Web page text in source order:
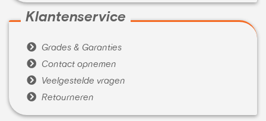
Klantenservice
 Grades & Garanties
 Contact opnemen
 Veelgestelde vragen
 Retourneren